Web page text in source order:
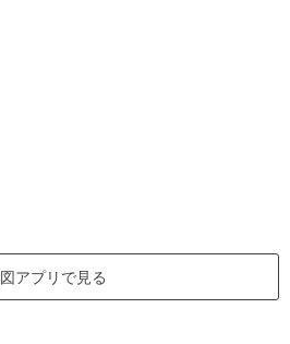
アプリで見る